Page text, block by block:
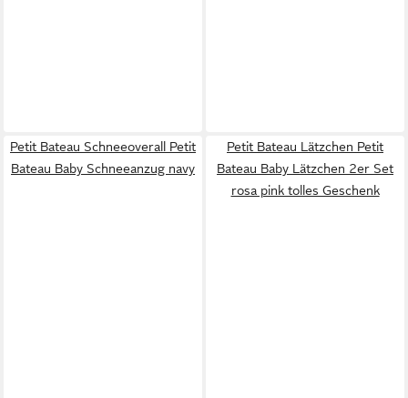
Petit Bateau Schneeoverall Petit
Bateau Baby Schneeanzug navy
Petit Bateau Lätzchen Petit
Bateau Baby Lätzchen 2er Set
rosa pink tolles Geschenk